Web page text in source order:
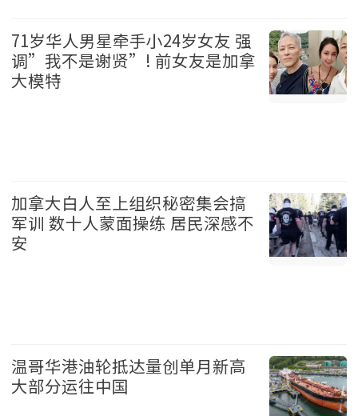
71岁华人男星牵手小24岁女友 强
调”我不是谢贤”! 前女友是加拿
大模特
加拿大白人至上组织秘密集会搞
军训 数十人蒙面操练 居民深感不
安
温哥华港油轮抵达量创单月新高
大部分运往中国